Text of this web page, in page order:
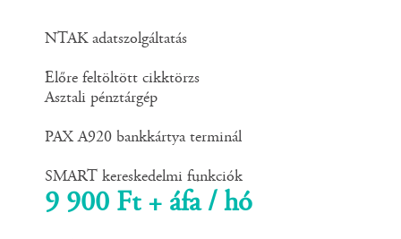
NTAK adatszolgáltatás
Előre feltöltött cikktörzs
Asztali pénztárgép
PAX A920 bankkártya terminál
SMART kereskedelmi funkciók
9 900 Ft + áfa / hó